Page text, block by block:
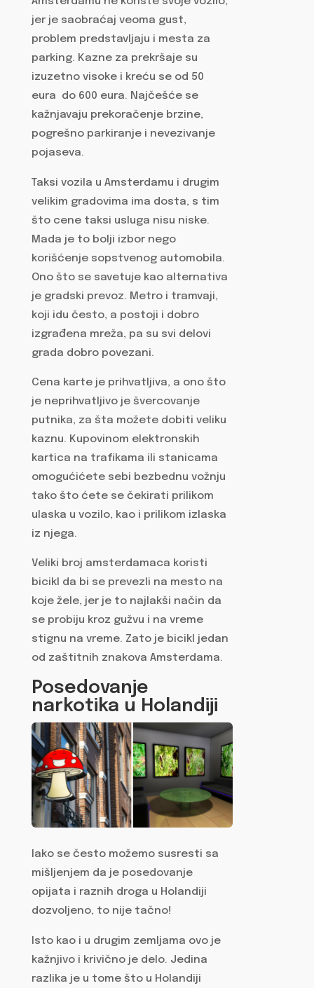
jer je saobraćaj veoma gust,
problem predstavljaju i mesta za
parking. Kazne za prekršaje su
izuzetno visoke i kreću se od 50
eura do 600 eura. Najčešće se
kažnjavaju prekoračenje brzine,
pogrešno parkiranje i nevezivanje
pojaseva.
Taksi vozila u Amsterdamu i drugim
velikim gradovima ima dosta, s tim
što cene taksi usluga nisu niske.
Mada je to bolji izbor nego
korišćenje sopstvenog automobila.
Ono što se savetuje kao alternativa
je gradski prevoz. Metro i tramvaji,
koji idu često, a postoji i dobro
izgrađena mreža, pa su svi delovi
grada dobro povezani.
Cena karte je prihvatljiva, a ono što
je neprihvatljivo je švercovanje
putnika, za šta možete dobiti veliku
kaznu. Kupovinom elektronskih
kartica na trafikama ili stanicama
omogućićete sebi bezbednu vožnju
tako što ćete se čekirati prilikom
ulaska u vozilo, kao i prilikom izlaska
iz njega.
Veliki broj amsterdamaca koristi
bicikl da bi se prevezli na mesto na
koje žele, jer je to najlakši način da
se probiju kroz gužvu i na vreme
stignu na vreme. Zato je bicikl jedan
od zaštitnih znakova Amsterdama.
Posedovanje
narkotika u Holandiji
Iako se često možemo susresti sa
mišljenjem da je posedovanje
opijata i raznih droga u Holandiji
dozvoljeno, to nije tačno!
Isto kao i u drugim zemljama ovo je
kažnjivo i krivično je delo. Jedina
razlika je u tome što u Holandiji